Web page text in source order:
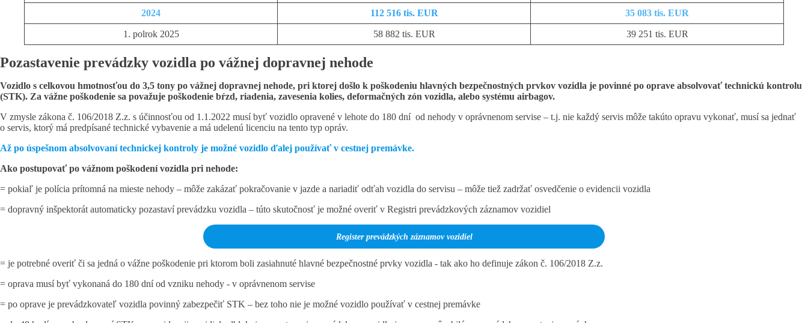
2024 112 516 tis. EUR 35 083 tis. EUR
1. polrok 2025 58 882 tis. EUR 39 251 tis. EUR
Pozastavenie prevádzky vozidla po vážnej dopravnej nehode
Vozidlo s celkovou hmotnosťou do 3,5 tony po vážnej dopravnej nehode, pri ktorej došlo k poškodeniu hlavných bezpečnostných prvkov vozidla je povinné po oprave absolvovať technickú kontrolu
(STK). Za vážne poškodenie sa považuje poškodenie bŕzd, riadenia, zavesenia kolies, deformačných zón vozidla, alebo systému airbagov.
V zmysle zákona č. 106/2018 Z.z. s účinnosťou od 1.1.2022 musí byť vozidlo opravené v lehote do 180 dní od nehody v oprávnenom servise – t.j. nie každý servis môže takúto opravu vykonať, musí sa jednať
o servis, ktorý má predpísané technické vybavenie a má udelenú licenciu na tento typ opráv.
Až po úspešnom absolvovaní technickej kontroly je možné vozidlo ďalej používať v cestnej premávke.
Ako postupovať po vážnom poškodení vozidla pri nehode:
= pokiaľ je polícia prítomná na mieste nehody – môže zakázať pokračovanie v jazde a nariadiť odťah vozidla do servisu – môže tiež zadržať osvedčenie o evidencii vozidla
= dopravný inšpektorát automaticky pozastaví prevádzku vozidla – túto skutočnosť je možné overiť v Registri prevádzkových záznamov vozidiel
Register prevádzkých záznamov vozidiel
= je potrebné overiť či sa jedná o vážne poškodenie pri ktorom boli zasiahnuté hlavné bezpečnostné prvky vozidla - tak ako ho definuje zákon č. 106/2018 Z.z.
= oprava musí byť vykonaná do 180 dní od vzniku nehody - v oprávnenom servise
= po oprave je prevádzkovateľ vozidla povinný zabezpečiť STK – bez toho nie je možné vozidlo používať v cestnej premávke